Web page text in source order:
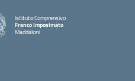
Istituto Comprensivo
Franco Imposimato
Maddaloni